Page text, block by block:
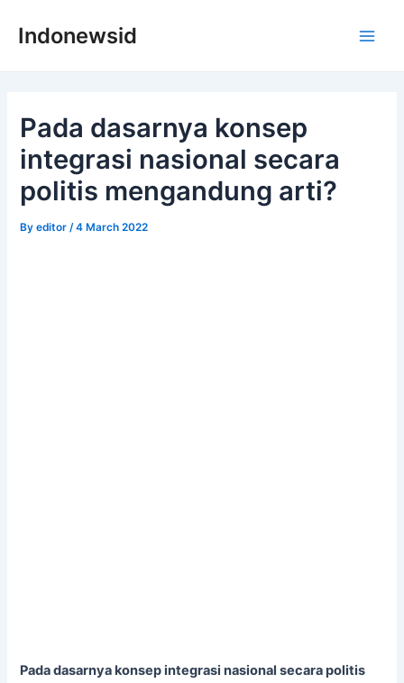
Indonewsid
Pada dasarnya konsep
integrasi nasional secara
politis mengandung arti?
Byeditor /4 March 2022
Pada dasarnya konsep integrasi nasional secara politis